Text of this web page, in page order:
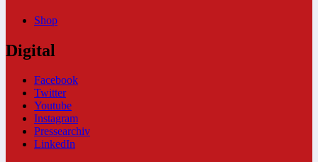
Shop
Digital
Facebook
Twitter
Youtube
Instagram
Pressearchiv
LinkedIn